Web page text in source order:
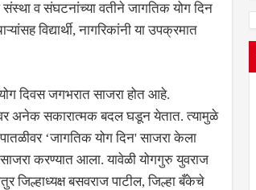
संस्था व संघटनांच्या वतीने जागतिक योग दिन
विद्यार्थी, नागरिकांनी या उपक्रमात
योग दिवस जगभरात साजरा होत आहे.
अनेक सकारात्मक बदल घडून येतात. त्यामुळे
‌‘जागतिक योग दिन' साजरा केला
साजरा करण्यात आला. यावेळी योगगुरु युवराज
जिल्हाध्यक्ष बसवराज पाटील, जिल्हा बँकेचे